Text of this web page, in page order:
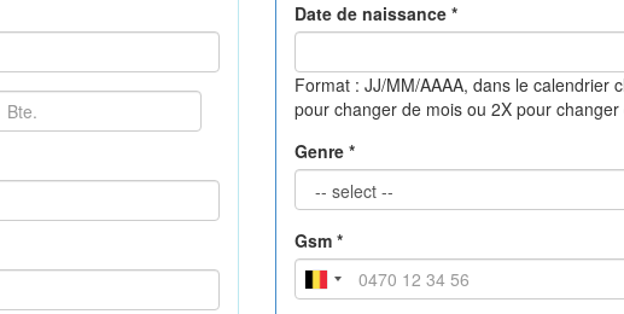
Date de naissance *
Format : JJ/MM/AAAA, dans le calendrier
pour changer de mois ou 2X pour
Genre *
Gsm *